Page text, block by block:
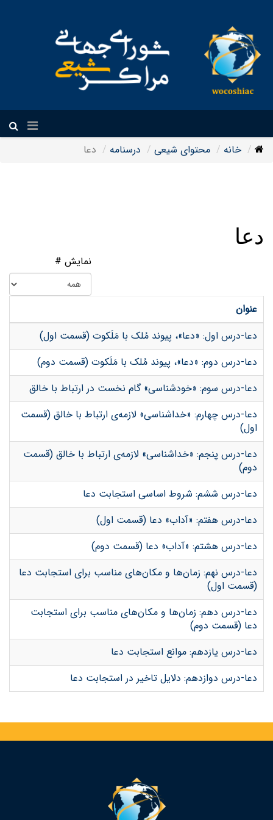
خانه محتوای شیعی درسنامه دعا
دعا
نمایش #
عنوان
دعا-درس اول: «دعا»، پیوند مُلک با مَلَکوت (قسمت اول)
دعا-درس دوم: «دعا»، پیوند مُلک با مَلَکوت (قسمت دوم)
دعا-درس سوم: «خودشناسی» گام نخست در ارتباط با خالق
دعا-درس چهارم: «خداشناسی» لازمه‌ی ارتباط با خالق (قسمت
اول)
دعا-درس پنجم: «خداشناسی» لازمه‌ی ارتباط با خالق (قسمت
دوم)
دعا-درس ششم: شروط اساسی استجابت دعا
دعا-درس هفتم: «آداب» دعا (قسمت اول)
دعا-درس هشتم: «آداب» دعا (قسمت دوم)
دعا-درس نهم: زمان‌ها و مکان‌های مناسب برای استجابت دعا
(قسمت اول)
دعا-درس دهم: زمان‌ها و مکان‌های مناسب برای استجابت
دعا (قسمت دوم)
دعا-درس یازدهم: موانع استجابت دعا
دعا-درس دوازدهم: دلایل تاخیر در استجابت دعا